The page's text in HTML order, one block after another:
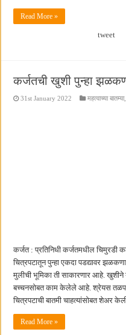
Read More »
tweet
कर्जतची खुशी पुन्हा
31st January 2022 महत्वाच्या बातम्या
कर्जत : प्रतिनिधी कर्जतमधील चिमुरडी
चित्रपटातून पुन्हा एकदा पडद्यावर
मुलीची भूमिका ती साकारणार आहे. खुशीने
बच्चनसोबत काम केलेले आहे. श्रेयस तळपदेने
चित्रपटाची बातमी चाहत्यांसोबत शेअर
Read More »